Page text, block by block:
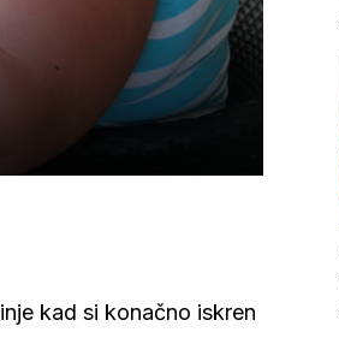
kad si konačno iskren